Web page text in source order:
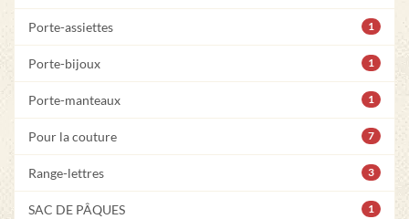
Porte-assiettes 1
Porte-bijoux 1
Porte-manteaux 1
Pour la couture 7
Range-lettres 3
SAC DE PÂQUES 1